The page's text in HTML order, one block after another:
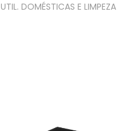
UTIL. DOMÉSTICAS E LIMPEZA